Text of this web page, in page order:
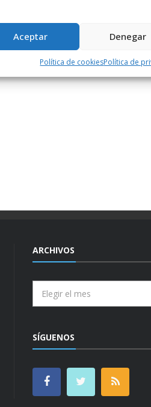
Aceptar Denegar
Política de cookiesPolítica de
ARCHIVOS
SÍGUENOS